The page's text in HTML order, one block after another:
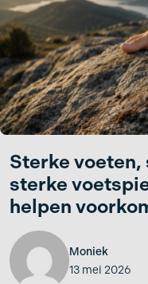
Sterke
sterke
helpen
Moniek
13 mei 2026